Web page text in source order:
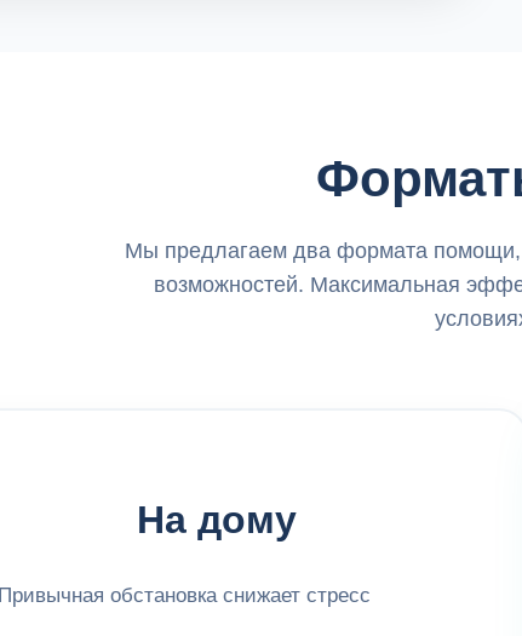
Мы предлагаем два формата помощи,
возможностей. Максимальная
На дому
Привычная обстановка снижает стресс